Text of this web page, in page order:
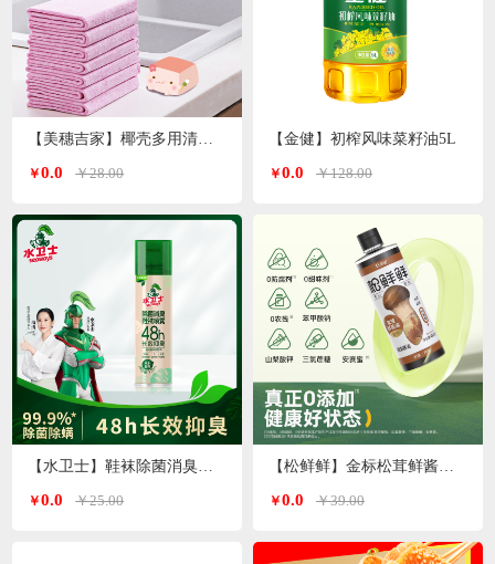
￥0.0 ￥28.00
￥0.0 ￥25.00
【金健】初榨风味菜籽油5L
￥0.0 ￥128.00
￥0.0 ￥39.00